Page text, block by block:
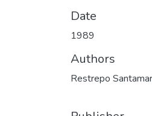
Date
1989
Authors
Restrepo